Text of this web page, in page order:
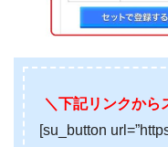
＼下記リンクから
[su_button